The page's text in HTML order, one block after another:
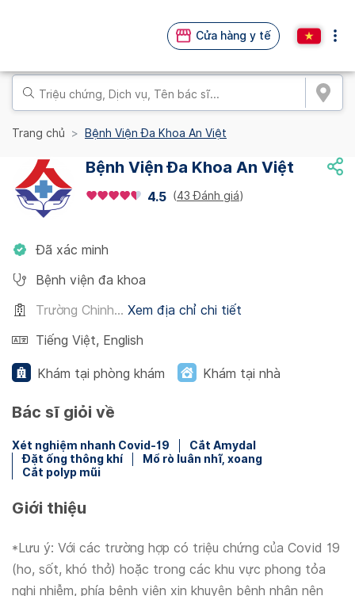
Cửa hàng y tế
Trang chủ Bệnh Viện Đa Khoa An Việt
Bệnh Viện Đa Khoa An Việt
4.5 (43 Đánh giá)
Đã xác minh
Bệnh viện đa khoa
Trường Chinh... Xem địa chỉ chi tiết
Tiếng Việt, English
Khám tại phòng khám Khám tại nhà
Bác sĩ giỏi về
Xét nghiệm nhanh Covid-19
Cắt Amydal
Đặt ống thông khí
Mổ rò luân nhĩ, xoang
Cắt polyp mũi
Giới thiệu
*Lưu ý: Với các trường hợp có triệu chứng của Covid 19
(ho, sốt, khó thở) hoặc trong các khu vực phong tỏa
nghi nhiễm, phía bệnh viện xin khuyên bệnh nhân nên